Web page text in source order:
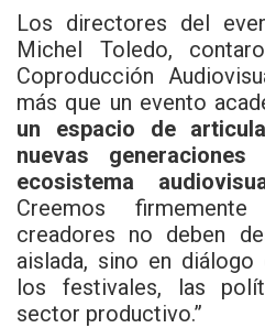
Los directores del
Michel Toledo,
Coproducción
más que un evento
un espacio de
nuevas
ecosistema
Creemos
creadores no deben
aislada, sino en
los festivales, las
sector productivo.”